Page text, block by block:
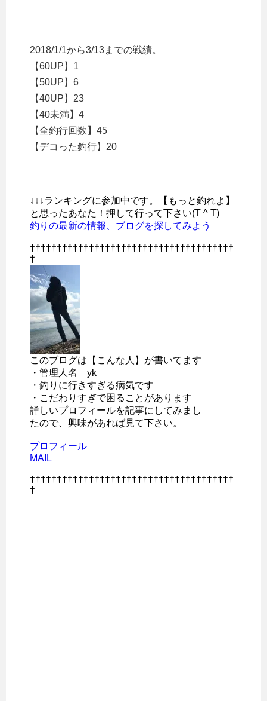
2018/1/1から3/13までの戦績。
【60UP】1
【50UP】6
【40UP】23
【40未満】4
【全釣行回数】45
【デコった釣行】20
↓↓↓ランキングに参加中です。【もっと釣れよ】
と思ったあなた！押して行って下さい(T ^ T)
釣りの最新の情報、ブログを探してみよう
††††††††††††††††††††††††††††††††††††††
†
このブログは【こんな人】が書いてます
・管理人名 yk
・釣りに行きすぎる病気です
・こだわりすぎで困ることがあります
詳しいプロフィールを記事にしてみまし
たので、興味があれば見て下さい。
プロフィール
MAIL
††††††††††††††††††††††††††††††††††††††
†